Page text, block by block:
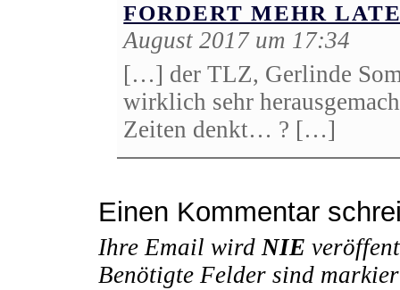
FORDERT MEHR
August 2017 um 17:34
[…] der TLZ, Gerlinde
wirklich sehr
Zeiten denkt… ? […]
Einen Kommentar
Ihre Email wirdNIE
Benötigte Felder sind